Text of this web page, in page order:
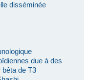
disséminée
due à des
bêta de T3